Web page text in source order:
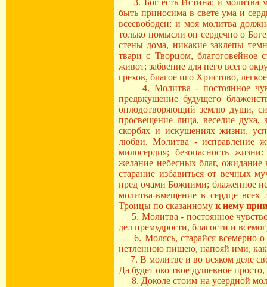
3. Бог есть Истина: и молитва
быть приносима в свете ума и
всесвободен: и моя молитва
только помысли он сердечно о
стены дома, никакие заклепы
твари с Творцом,
живот; забвение для него всего
грехов, благое иго Христово,
4. Молитва - постоянное
предвкушение будущего
оплодотворяющий землю души,
просвещение лица, веселие духа,
скорбях и искушениях жизни,
любви. Молитва - исправление
милосердия; безопасность
желание небесных благ,
старание избавиться от вечных
пред очами Божиими; блаженное
молитва-вмещение в сердце
Троицы по сказанному к нему
5. Молитва - постоянное
дел премудрости, благости и
6. Молясь, старайся всемерно о
нетленною пищею, напояй ими, как
7. В молитве и во всяком деле
Да будет око твое душевное
8. Доколе стоим на усердной